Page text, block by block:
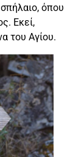
όπου
Εκεί,
του Αγίου.